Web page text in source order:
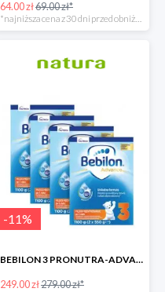
64.00 zł69.00 zł*
-11%
BEBILON 3 PRONUTRA-ADVANCE mleko modyfikowane 4x1100g
249.00 zł279.00 zł*